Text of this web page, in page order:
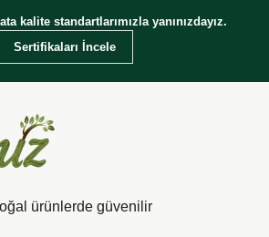
kalite standartlarımızla yanınızdayız.
Sertifikaları İncele
ürünlerde güvenilir